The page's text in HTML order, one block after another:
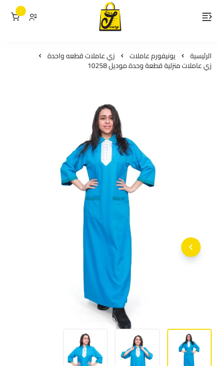
لمسات جوري
٠
الرئيسية يونيفورم عاملات زي عاملات قطعه واحدة
زي عاملات منزلية قطعة وحدة موديل 10258